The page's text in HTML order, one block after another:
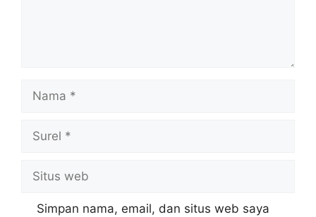
web
Simpan nama, email, dan situs web saya